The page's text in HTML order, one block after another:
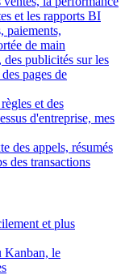
et les rapports BI
paiements,
de main
publicités sur les
pages de
et des
d'entreprise, mes
des appels, résumés
des transactions
et plus
Kanban, le